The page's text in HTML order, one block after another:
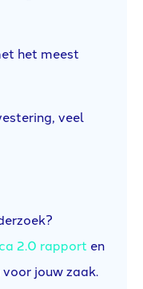
het meest
veel
2.0 rapport en
jouw zaak.